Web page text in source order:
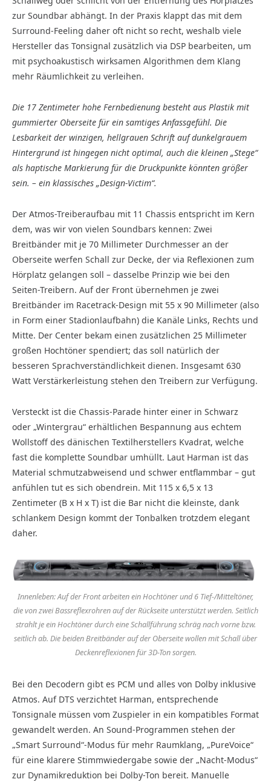
zur Soundbar abhängt. In der Praxis klappt das mit dem
Surround-Feeling daher oft nicht so recht, weshalb viele
Hersteller das Tonsignal zusätzlich via DSP bearbeiten, um
mit psychoakustisch wirksamen Algorithmen dem Klang
mehr Räumlichkeit zu verleihen.
Die 17 Zentimeter hohe Fernbedienung besteht aus Plastik mit
gummierter Oberseite für ein samtiges Anfassgefühl. Die
Lesbarkeit der winzigen, hellgrauen Schrift auf dunkelgrauem
Hintergrund ist hingegen nicht optimal, auch die kleinen „Stege“
als haptische Markierung für die Druckpunkte könnten größer
sein. – ein klassisches „Design-Victim“.
Der Atmos-Treiberaufbau mit 11 Chassis entspricht im Kern
dem, was wir von vielen Soundbars kennen: Zwei
Breitbänder mit je 70 Millimeter Durchmesser an der
Oberseite werfen Schall zur Decke, der via Reflexionen zum
Hörplatz gelangen soll – dasselbe Prinzip wie bei den
Seiten-Treibern. Auf der Front übernehmen je zwei
Breitbänder im Racetrack-Design mit 55 x 90 Millimeter (also
in Form einer Stadionlaufbahn) die Kanäle Links, Rechts und
Mitte. Der Center bekam einen zusätzlichen 25 Millimeter
großen Hochtöner spendiert; das soll natürlich der
besseren Sprachverständlichkeit dienen. Insgesamt 630
Watt Verstärkerleistung stehen den Treibern zur Verfügung.
Versteckt ist die Chassis-Parade hinter einer in Schwarz
oder „Wintergrau“ erhältlichen Bespannung aus echtem
Wollstoff des dänischen Textilherstellers Kvadrat, welche
fast die komplette Soundbar umhüllt. Laut Harman ist das
Material schmutzabweisend und schwer entflammbar – gut
anfühlen tut es sich obendrein. Mit 115 x 6,5 x 13
Zentimeter (B x H x T) ist die Bar nicht die kleinste, dank
schlankem Design kommt der Tonbalken trotzdem elegant
daher.
Innenleben: Auf der Front arbeiten ein Hochtöner und 6 Tief-/Mitteltöner,
die von zwei Bassreflexrohren auf der Rückseite unterstützt werden. Seitlich
strahlt je ein Hochtöner durch eine Schallführung schräg nach vorne bzw.
seitlich ab. Die beiden Breitbänder auf der Oberseite wollen mit Schall über
Deckenreflexionen für 3D-Ton sorgen.
Bei den Decodern gibt es PCM und alles von Dolby inklusive
Atmos. Auf DTS verzichtet Harman, entsprechende
Tonsignale müssen vom Zuspieler in ein kompatibles Format
gewandelt werden. An Sound-Programmen stehen der
„Smart Surround“-Modus für mehr Raumklang, „PureVoice“
für eine klarere Stimmwiedergabe sowie der „Nacht-Modus“
zur Dynamikreduktion bei Dolby-Ton bereit. Manuelle